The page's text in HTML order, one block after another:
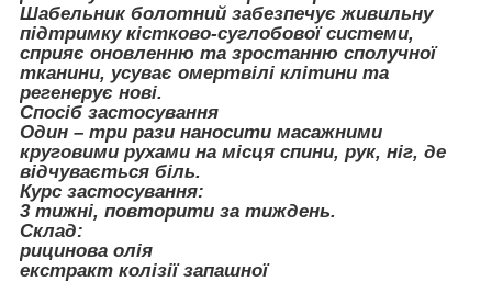
Шабельник болотний забезпечує живильну
підтримку кістково-суглобової системи,
сприяє оновленню та зростанню сполучної
тканини, усуває омертвілі клітини та
регенерує нові.
Спосіб застосування
Один – три рази наносити масажними
круговими рухами на місця спини, рук, ніг, де
відчувається біль.
Курс застосування:
3 тижні, повторити за тиждень.
Склад:
рицинова олія
екстракт колізії запашної